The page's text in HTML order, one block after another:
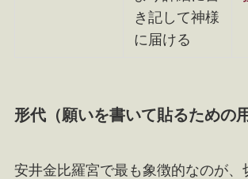
き記して神様
に届ける
形代（願いを書いて貼るための用
安井金比羅宮で最も象徴的なのが、